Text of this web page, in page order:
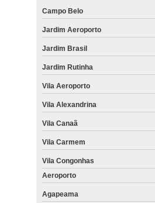
Campo Belo
Jardim Aeroporto
Jardim Brasil
Jardim Rutinha
Vila Aeroporto
Vila Alexandrina
Vila Canaã
Vila Carmem
Vila Congonhas
Aeroporto
Agapeama